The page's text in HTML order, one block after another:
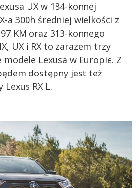
UX w 184-konnej
a 300h średniej wielkości z
KM oraz 313-konnego
UX i RX to zarazem trzy
Lexusa w Europie. Z
dostępny jest też
RX L.